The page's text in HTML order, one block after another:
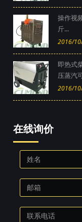
操作视
斤...
2016/
即热式
压蒸汽
2016/
在线询价